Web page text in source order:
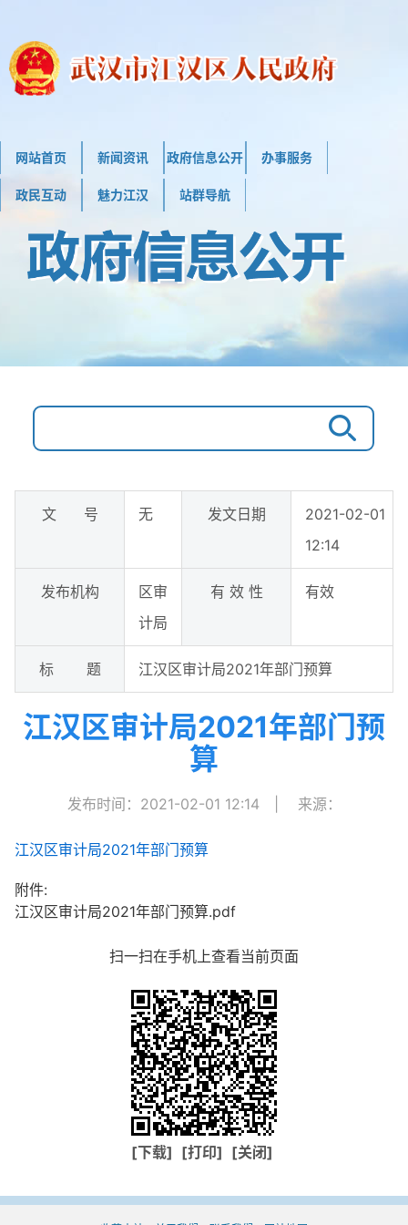
网站首页 新闻资讯 政府信息公开 办事服务
政民互动 魅力江汉 站群导航
文 号 无 发文日期
2021-02-01
12:14
发布机构
区审
计局
有 效 性 有效
标 题 江汉区审计局2021年部门预算
江汉区审计局2021年部门预
算
发布时间：2021-02-01 12:14 来源：
江汉区审计局2021年部门预算
附件:
江汉区审计局2021年部门预算.pdf
扫一扫在手机上查看当前页面
[下载] [打印] [关闭]